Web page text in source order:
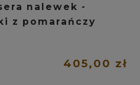
nalewek -
z pomarańczy
405,00 zł